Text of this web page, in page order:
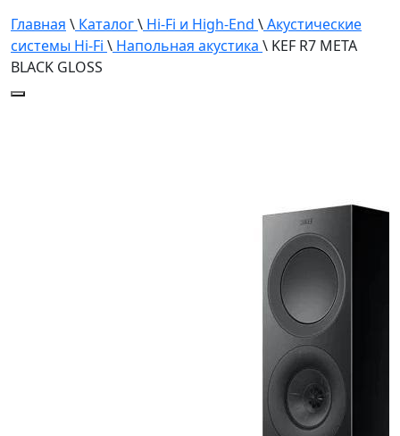
Главная \ Каталог\ Hi-Fi и High-End \Акустические
системы Hi-Fi \ Напольная акустика \ KEF R7 META
BLACK GLOSS